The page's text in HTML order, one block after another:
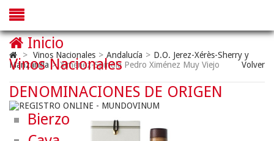
> Vinos Nacionales > Andalucía > D.O. Jerez-Xérès-Sherry y
Manzanilla > Ximénez-Spinola Pedro Ximénez Muy Viejo Volver
Inicio
Vinos Nacionales
DENOMINACIONES DE ORIGEN
Bierzo